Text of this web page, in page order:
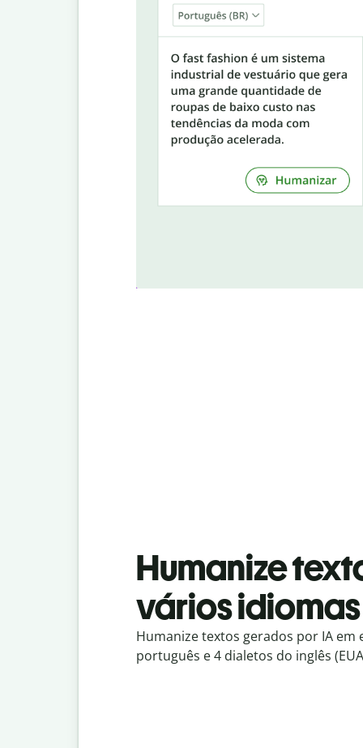
Humanize
vários idiomas
Humanize textos gerados por IA em
português e 4 dialetos do inglês